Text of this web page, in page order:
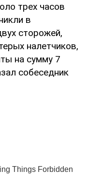
трех часов
в
сторожей,
налетчиков,
на сумму 7
собеседник